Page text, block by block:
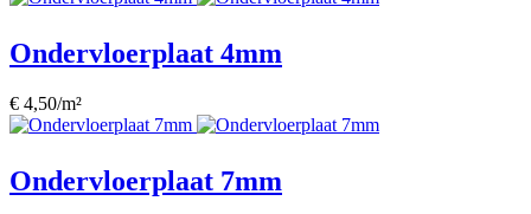
Ondervloerplaat 4mm
€ 4,50/m²
Ondervloerplaat 7mm